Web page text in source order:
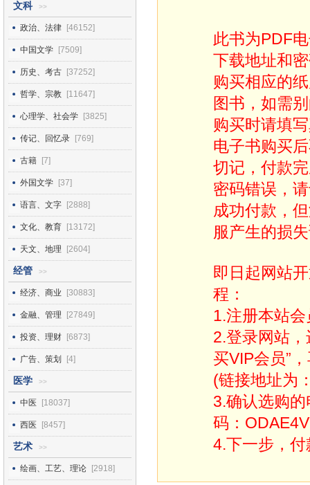
文科 >>
政治、法律 [46152]
中国文学 [7509]
历史、考古 [37252]
哲学、宗教 [11647]
心理学、社会学 [3825]
传记、回忆录 [769]
古籍 [7]
外国文学 [37]
语言、文字 [2888]
文化、教育 [13172]
天文、地理 [2604]
经管 >>
经济、商业 [30883]
金融、管理 [27849]
投资、理财 [6873]
广告、策划 [4]
医学 >>
中医 [18037]
西医 [8457]
艺术 >>
绘画、工艺、理论 [2918]
此书为PDF
下载地址和
购买相应的
图书，如需
购买时请填
电子书购买
切记，付款
密码错误，
成功付款，
服产生的损
即日起网站
程：
1.注册本站会
2.登录网站，
买VIP会员”
(链接地址为
3.确认选购
码：
4.下一步，